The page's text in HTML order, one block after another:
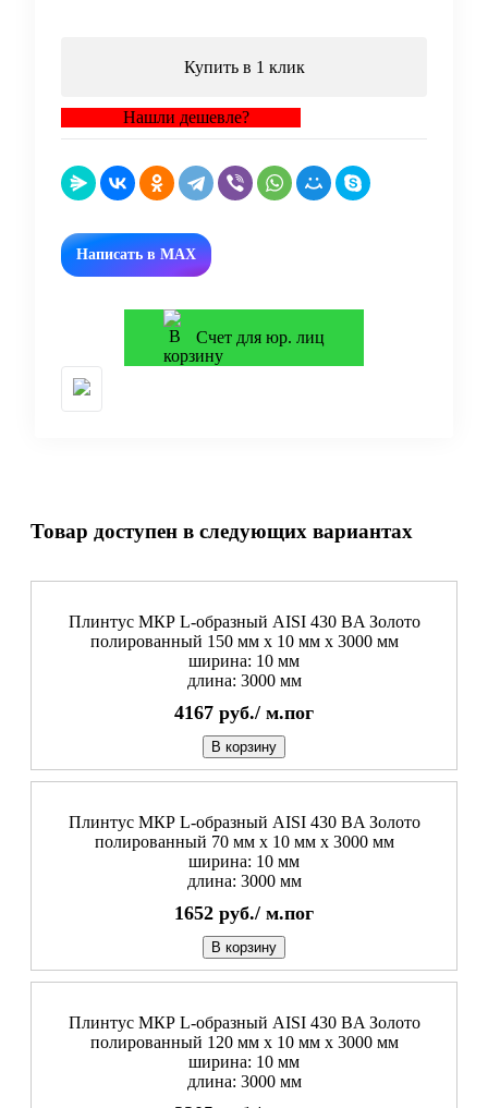
Купить в 1 клик
Нашли дешевле?
Написать в MAX
Счет для юр. лиц
Товар доступен в следующих вариантах
Плинтус МКР L-образный AISI 430 BA Золото
полированный 150 мм x 10 мм х 3000 мм
ширина: 10 мм
длина: 3000 мм
4167 руб./ м.пог
В корзину
Плинтус МКР L-образный AISI 430 BA Золото
полированный 70 мм x 10 мм х 3000 мм
ширина: 10 мм
длина: 3000 мм
1652 руб./ м.пог
В корзину
Плинтус МКР L-образный AISI 430 BA Золото
полированный 120 мм x 10 мм х 3000 мм
ширина: 10 мм
длина: 3000 мм